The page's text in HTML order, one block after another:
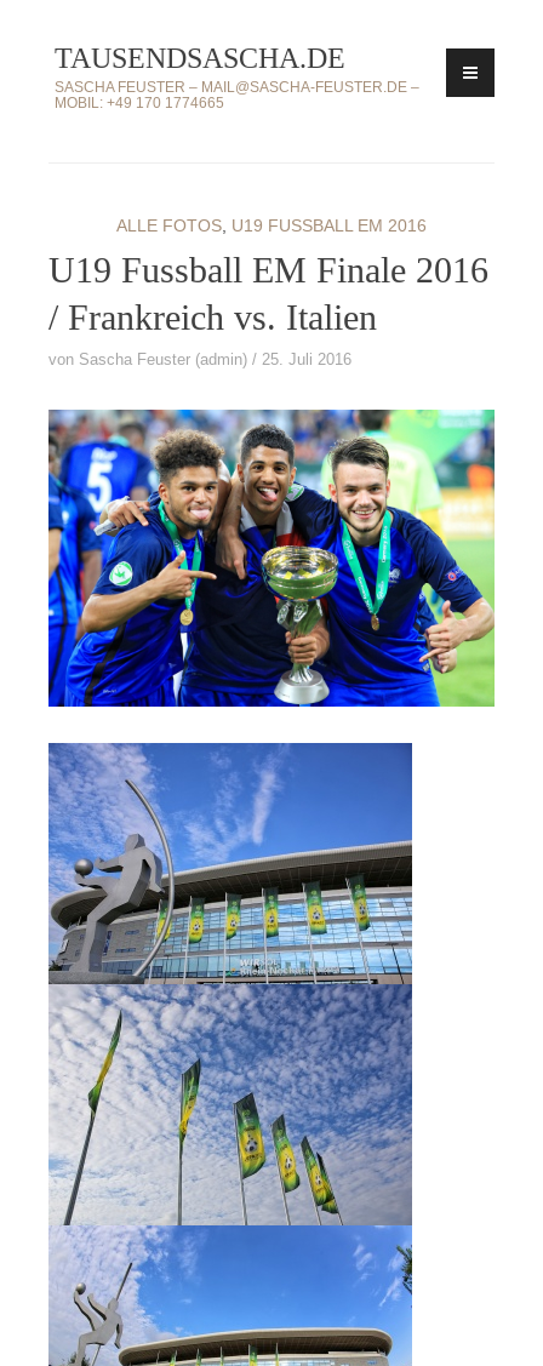
Inhalt
springen
TAUSENDSASCHA.DE
SASCHA FEUSTER – MAIL@SASCHA-FEUSTER.DE –
MOBIL: +49 170 1774665
ALLE FOTOS U19 FUSSBALL EM 2016
U19 Fussball EM Finale 2016
/ Frankreich vs. Italien
von Sascha Feuster (admin) 25. Juli 2016